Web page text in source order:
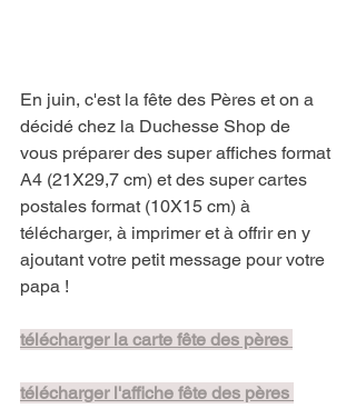
En juin, c'est la fête des Pères et on a
décidé chez la Duchesse Shop de
vous préparer des super affiches format
A4 (21X29,7 cm) et des super cartes
postales format (10X15 cm) à
télécharger, à imprimer et à offrir en y
ajoutant votre petit message pour votre
papa !
télécharger la carte fête des pères
télécharger l'affiche fête des pères